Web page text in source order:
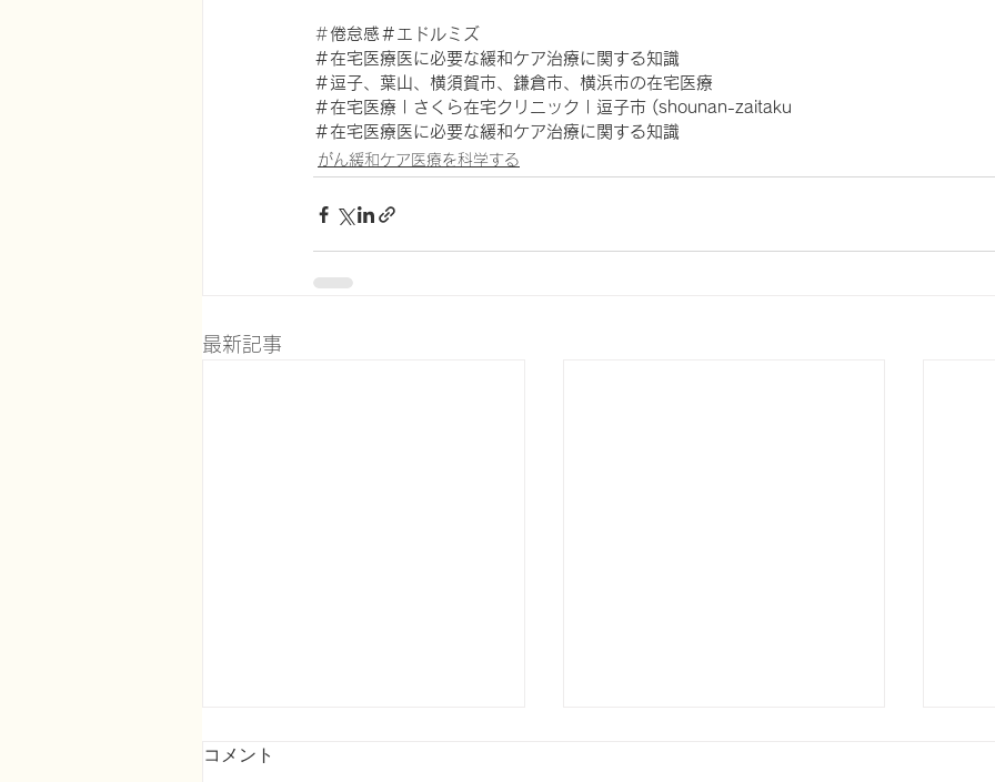
＃倦怠感＃エドルミズ
＃在宅医療医に必要な緩和ケア治療に関する知識
＃逗子、葉山、横須賀市、鎌倉市、横浜市の在宅医療
＃在宅医療 | さくら在宅クリニック | 逗子市 (shounan-zaitaku
＃在宅医療医に必要な緩和ケア治療に関する知識
がん緩和ケア医療を科学する
最新記事
コメント